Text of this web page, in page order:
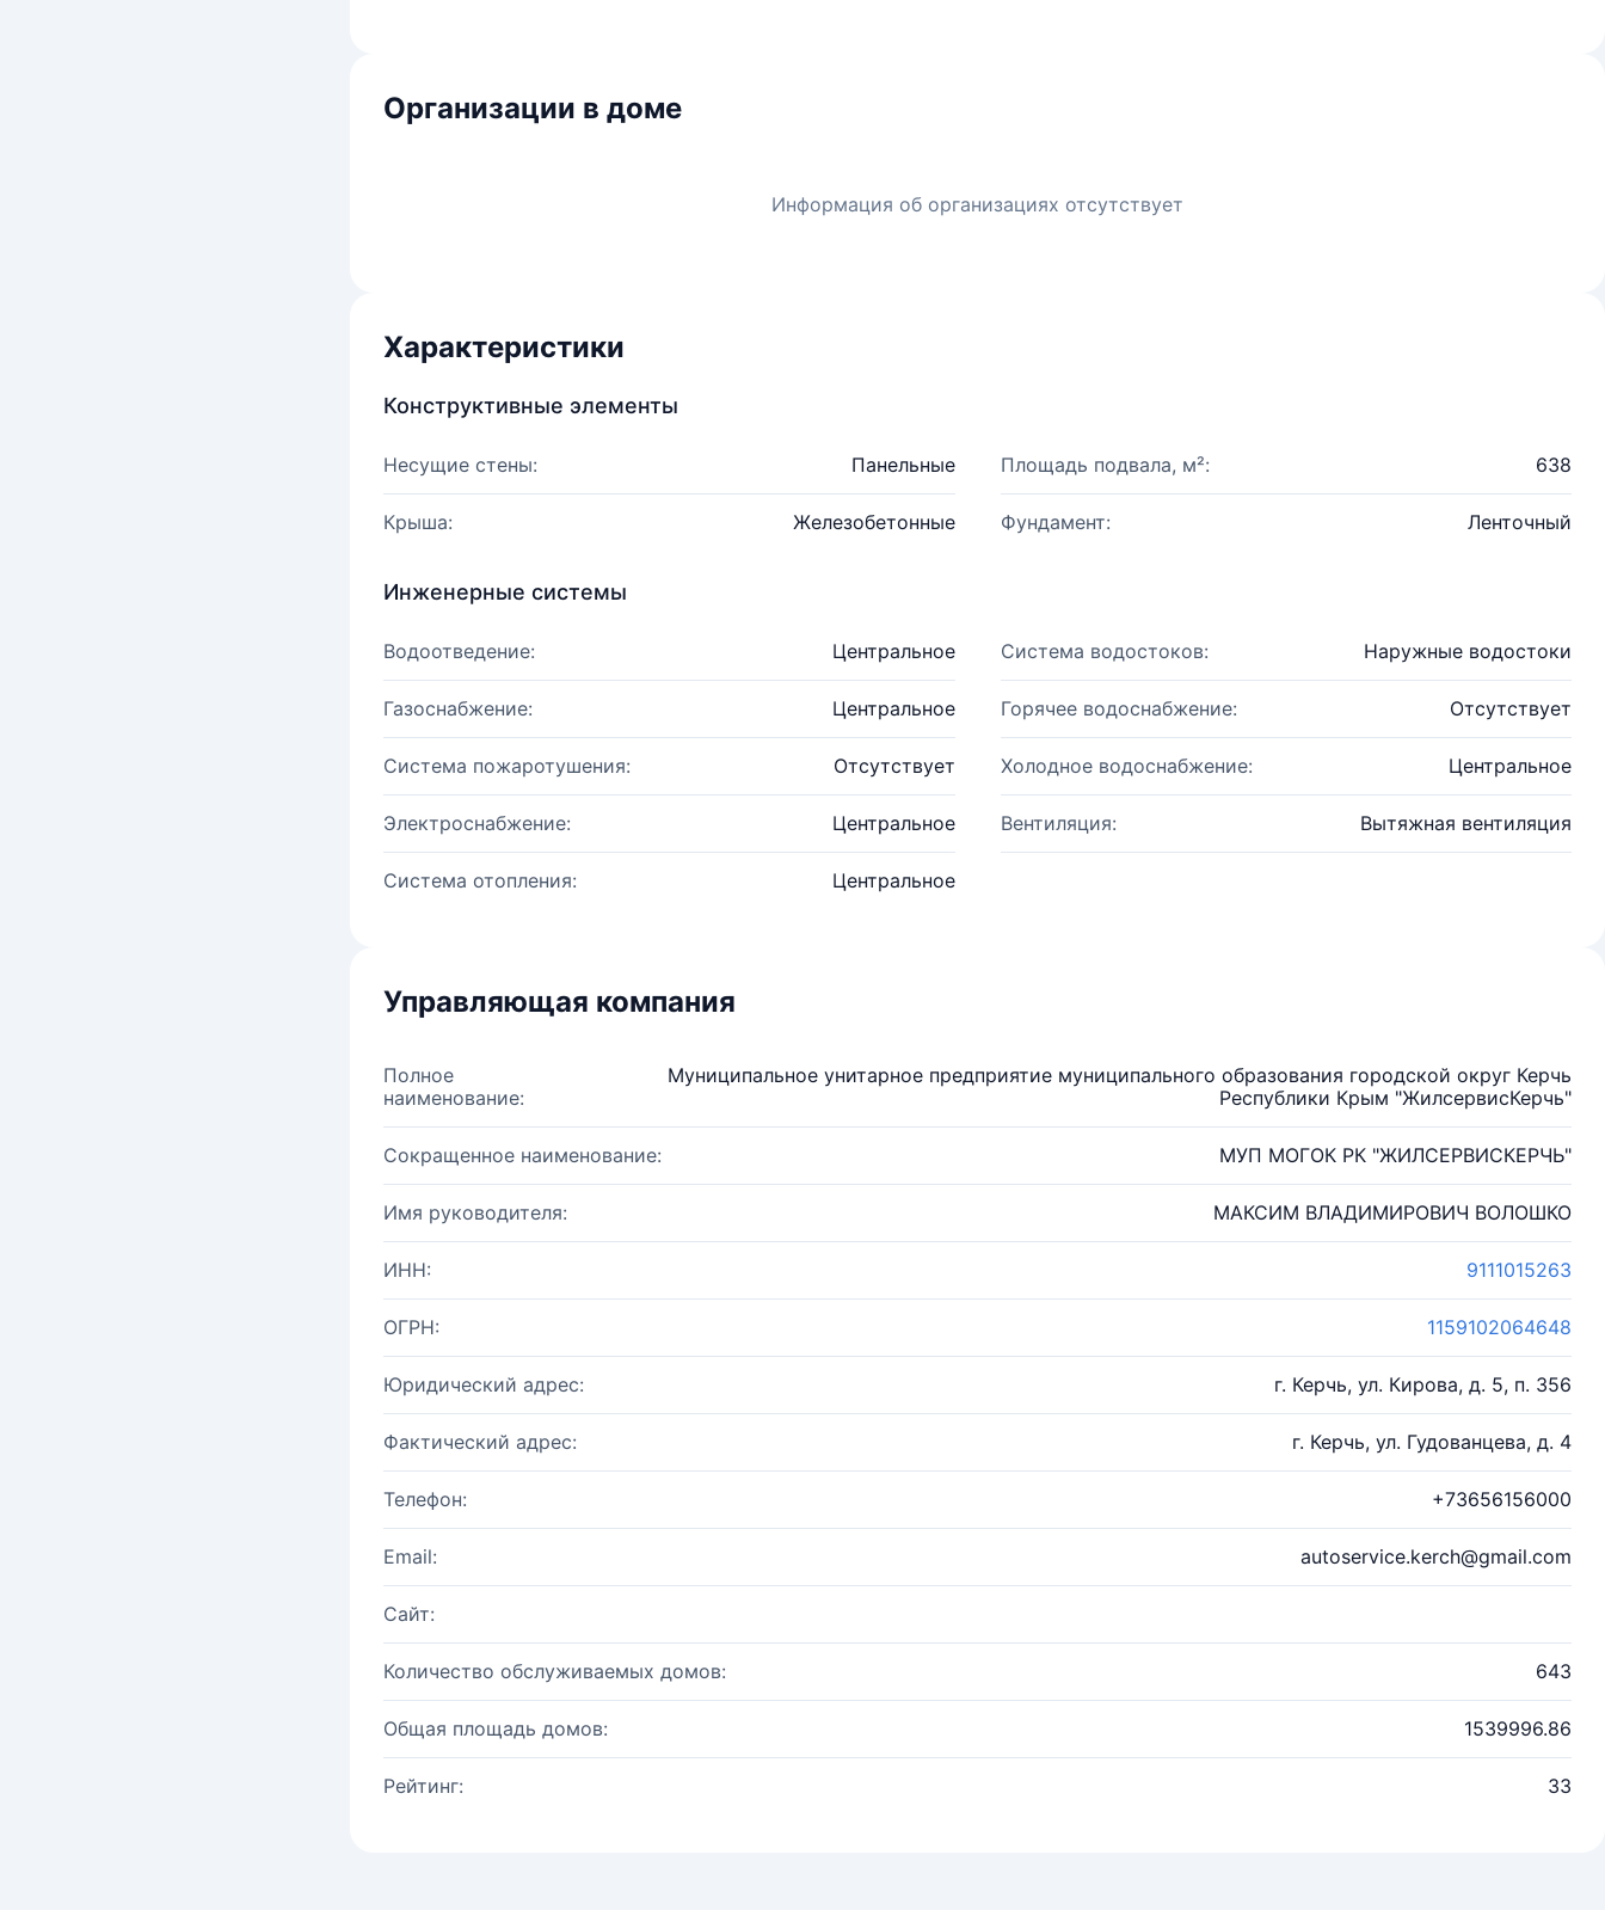
Организации в доме
Информация об организациях отсутствует
Характеристики
Конструктивные элементы
Несущие стены: Панельные Площадь подвала, м²: 638
Крыша: Железобетонные Фундамент: Ленточный
Инженерные системы
Водоотведение: Центральное Система водостоков: Наружные водостоки
Газоснабжение: Центральное Горячее водоснабжение: Отсутствует
Система пожаротушения: Отсутствует Холодное водоснабжение: Центральное
Электроснабжение: Центральное Вентиляция: Вытяжная вентиляция
Система отопления: Центральное
Управляющая компания
Полное
наименование:
Муниципальное унитарное предприятие муниципального образования городской округ Керчь
Республики Крым "ЖилсервисКерчь"
Сокращенное наименование: МУП МОГОК РК "ЖИЛСЕРВИСКЕРЧЬ"
Имя руководителя: МАКСИМ ВЛАДИМИРОВИЧ ВОЛОШКО
ИНН: 9111015263
ОГРН: 1159102064648
Юридический адрес: г. Керчь, ул. Кирова, д. 5, п. 356
Фактический адрес: г. Керчь, ул. Гудованцева, д. 4
Телефон: +73656156000
Email: autoservice.kerch@gmail.com
Сайт:
Количество обслуживаемых домов: 643
Общая площадь домов: 1539996.86
Рейтинг: 33